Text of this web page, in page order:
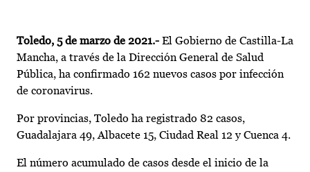
Toledo, 5 de marzo de 2021.- El Gobierno de Castilla-La
Mancha, a través de la Dirección General de Salud
Pública, ha confirmado 162 nuevos casos por infección
de coronavirus.
Por provincias, Toledo ha registrado 82 casos,
Guadalajara 49, Albacete 15, Ciudad Real 12 y Cuenca 4.
El número acumulado de casos desde el inicio de la